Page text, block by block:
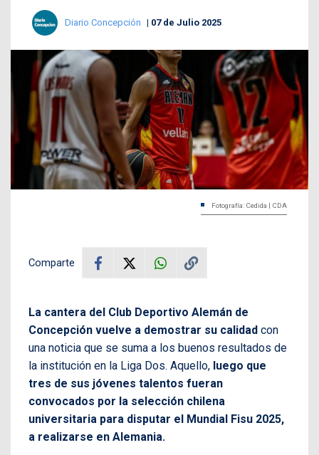
Diario Concepción 07 de Julio 2025
Fotografía: Cedida | CDA
Comparte
La cantera del Club Deportivo Alemán de
Concepción vuelve a demostrar su calidad con
una noticia que se suma a los buenos resultados de
la institución en la Liga Dos. Aquello, luego que
tres de sus jóvenes talentos fueran
convocados por la selección chilena
universitaria para disputar el Mundial Fisu 2025,
a realizarse en Alemania.